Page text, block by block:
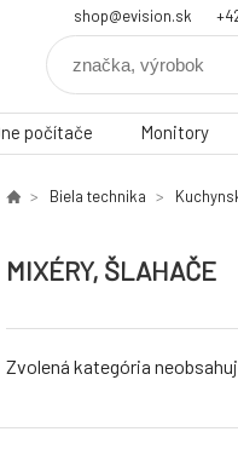
shop@evision.sk
počítače Monitory
Biela technika
MIXÉRY, ŠLAHAČE
Zvolená kategória